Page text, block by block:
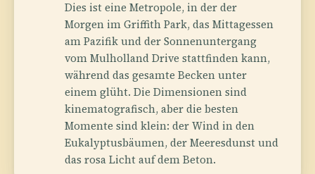
Dies ist eine Metropole, in der der
Morgen im Griffith Park, das Mittagessen
am Pazifik und der Sonnenuntergang
vom Mulholland Drive stattfinden kann,
während das gesamte Becken unter
einem glüht. Die Dimensionen sind
kinematografisch, aber die besten
Momente sind klein: der Wind in den
Eukalyptusbäumen, der Meeresdunst und
das rosa Licht auf dem Beton.